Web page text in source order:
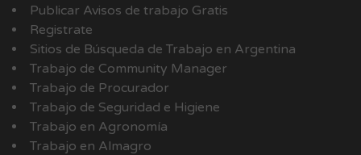
Publicar Avisos de trabajo Gratis
Registrate
Sitios de Búsqueda de Trabajo en Argentina
Trabajo de Community Manager
Trabajo de Procurador
Trabajo de Seguridad e Higiene
Trabajo en Agronomía
Trabajo en Almagro